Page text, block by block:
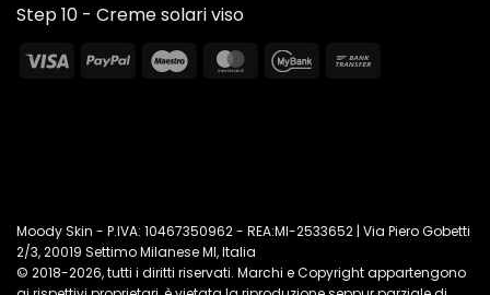
Step 10 - Creme solari viso
Visa
PayPal Maestro MasterCard
MyBank
Moody Skin - P.IVA: 10467350962 - REA:MI-2533652 | Via Piero Gobetti
2/3, 20019 Settimo Milanese MI, Italia
© 2018-2026, tutti i diritti riservati. Marchi e Copyright appartengono